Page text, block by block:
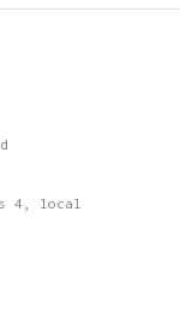
4, local